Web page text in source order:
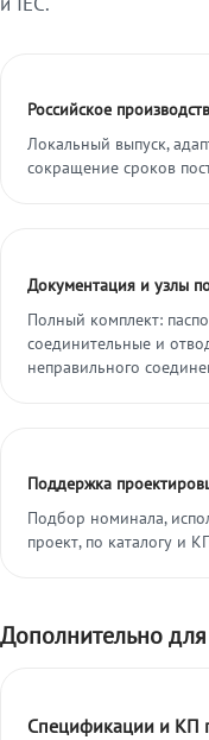
Российское
Локальный выпуск,
сокращение сроков
Документация и узлы
Полный комплект:
соединительные и
неправильного
Поддержка
Подбор номинала,
проект, по каталогу и
Дополнительно
Спецификации и КП